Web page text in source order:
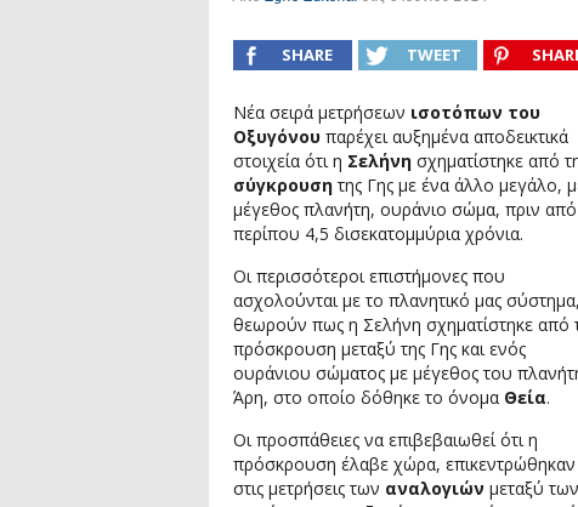
Συνέντευξη: Συζητώντας με τον
podcast: Τι είναι τα Βαρυτικά Κύματα
Συνέντευξη: Ο ερευνητής Διονύσης
SHARE TWEET
Νέα σειρά μετρήσεων ισοτόπων του
Οξυγόνου παρέχει αυξημένα αποδεικτικά
στοιχεία ότι η Σελήνη σχηματίστηκε από
σύγκρουσητης Γης με ένα άλλο μεγάλο,
μέγεθος πλανήτη, ουράνιο σώμα, πριν από
περίπου 4,5 δισεκατομμύρια χρόνια.
Οι περισσότεροι επιστήμονες που
ασχολούνται με το πλανητικό μας σύστημα,
θεωρούν πως η Σελήνη σχηματίστηκε από
πρόσκρουση μεταξύ της Γης και ενός
ουράνιου σώματος με μέγεθος του
Άρη, στο οποίο δόθηκε το όνομα Θεία.
Οι προσπάθειες να επιβεβαιωθεί ότι η
πρόσκρουση έλαβε χώρα, επικεντρώθηκαν
στις μετρήσεις των αναλογιών μεταξύ των